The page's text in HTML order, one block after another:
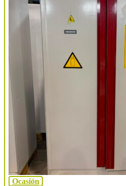
Ocasión